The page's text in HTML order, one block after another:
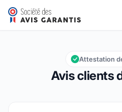
Nuviline
Note globale : 9,4 sur 10
9,4/10
Avis clients
Attestation